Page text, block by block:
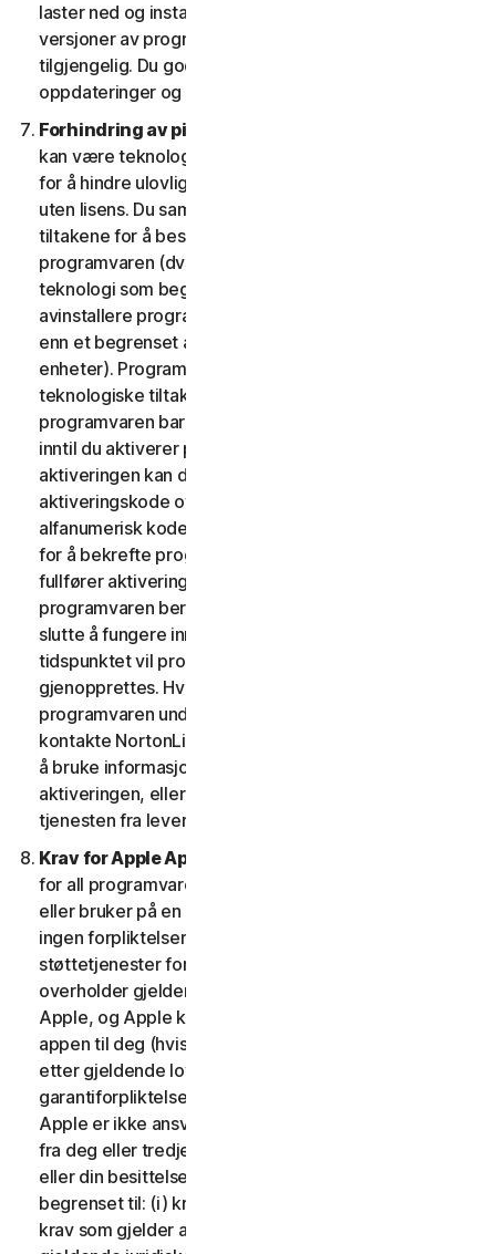
laster ned og installerer nye oppdateringer og
versjoner av programvaren når vi gjør dem
tilgjengelig. Du godtar at vi sender slike nye
oppdateringer og versjoner til enheten din.
Forhindring av piratkopiering av programvare.
kan være teknologi i programvaren som er designet
for å hindre ulovlig bruk av programvaren eller bruk
uten lisens. Du samtykker i at vi kan ta i bruk disse
tiltakene for å beskytte oss mot piratkopiering av
programvaren (dvs. programvaren kan inneholde
teknologi som begrenser muligheten til å installere og
avinstallere programvaren på en enhet, til ikke mer
enn et begrenset antall ganger på et begrenset antall
enheter). Programvaren som inneholder slike
teknologiske tiltak, kan kreve aktivering. I så fall vil
programvaren bare fungere i en begrenset periode
inntil du aktiverer programvaren. I løpet av
aktiveringen kan det kreves at du oppgir en unik
aktiveringskode over Internett. Dette er en
alfanumerisk kode som leveres med programvaren,
for å bekrefte programvarens ekthet. Hvis du ikke
fullfører aktiveringen innen tidsperioden, eller når
programvaren ber deg om det, vil programvaren
slutte å fungere inntil aktiveringen er fullført. På dette
tidspunktet vil programvarens funksjonalitet
gjenopprettes. Hvis du ikke kan aktivere
programvaren under aktiveringsprosessen, kan du
kontakte NortonLifeLock kundeservice og -støtte ved
å bruke informasjonen som ble gitt under
aktiveringen, eller leverandøren din hvis du anskaffet
tjenesten fra leverandør.
Krav for Apple App Store.
for all programvare du kjøper fra Apple App Store
eller bruker på en iOS-enhet som en app. Apple har
ingen forpliktelser til å levere vedlikeholds- og
støttetjenester for appen. Dersom programvaren ikke
overholder gjeldende garanti, kan du gi beskjed til
Apple, og Apple kan tilbakebetale kjøpesummen for
appen til deg (hvis relevant). I størst mulig grad tillatt
etter gjeldende lov, vil ikke Apple ha noe annen
garantiforpliktelse med hensyn til programvaren.
Apple er ikke ansvarlig for å håndtere eventuelle krav
fra deg eller tredjepart når det gjelder programvaren
eller din besittelse og bruk av den, inkludert, men ikke
begrenset til: (i) krav om produktansvar; (ii) ethvert
krav som gjelder at appen ikke er i samsvar med